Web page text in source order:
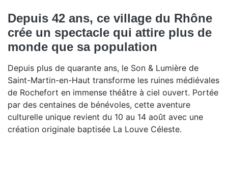
Depuis 42 ans, ce village du Rhône
crée un spectacle qui attire plus de
monde que sa population
Depuis plus de quarante ans, le Son & Lumière de
Saint-Martin-en-Haut transforme les ruines médiévales
de Rochefort en immense théâtre à ciel ouvert. Portée
par des centaines de bénévoles, cette aventure
culturelle unique revient du 10 au 14 août avec une
création originale baptisée La Louve Céleste.